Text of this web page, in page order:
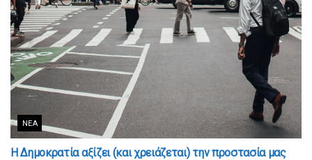
ΝΈΑ
Η Δημοκρατία αξίζει (και χρειάζεται) την προστασία μας